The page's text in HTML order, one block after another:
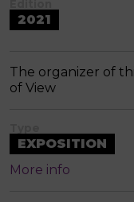
2021
The organizer of
of View
EXPOSITION
More info